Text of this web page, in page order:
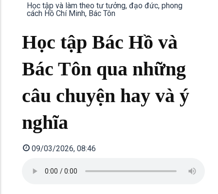
Học tập và làm theo tư tưởng, đạo đức, phong
cách Hồ Chí Minh, Bác Tôn
Học tập Bác Hồ và
Bác Tôn qua những
câu chuyện hay và ý
nghĩa
09/03/2026, 08:46